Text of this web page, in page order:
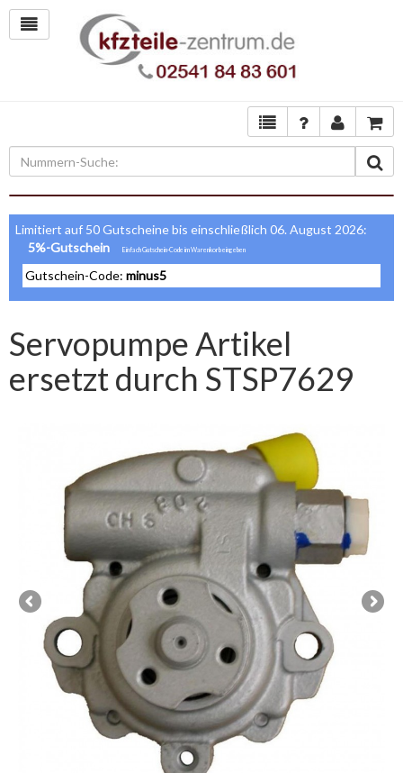
Limitiert auf 50 Gutscheine bis einschließlich 06. August 2026:
5%-Gutschein
Gutschein-Code: minus5
Servopumpe Artikel
ersetzt durch STSP7629